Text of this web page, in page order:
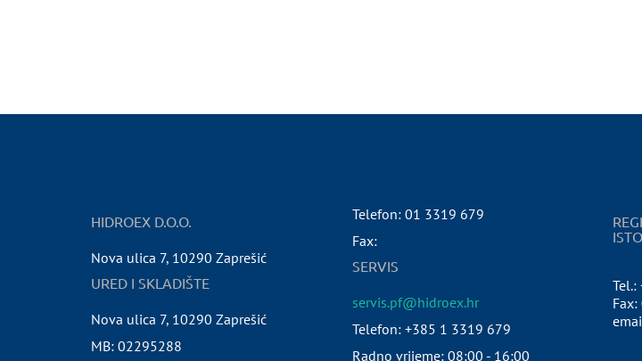
HIDROEX D.O.O.
Nova ulica 7, 10290 Zaprešić
URED I SKLADIŠTE
Nova ulica 7, 10290 Zaprešić
MB: 02295288
Telefon: 01 3319 679
Fax:
SERVIS
servis.pf@hidroex.hr
Telefon: +385 1 3319 679
Radno vrijeme: 08:00 - 16:00